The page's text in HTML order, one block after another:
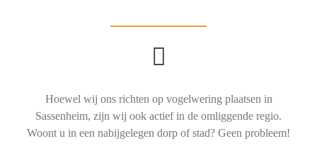
Hoewel wij ons richten op vogelwering plaatsen in
Sassenheim, zijn wij ook actief in de omliggende regio.
Woont u in een nabijgelegen dorp of stad? Geen probleem!